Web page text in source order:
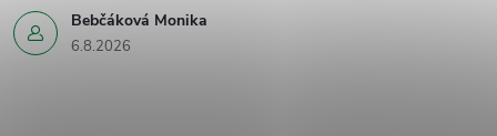
Bebčáková Monika
6.8.2026